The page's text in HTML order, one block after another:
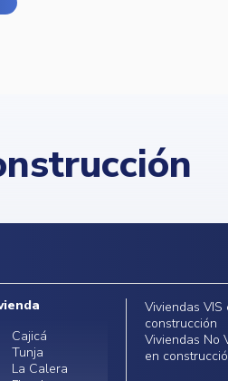
Cajicá
Tunja
La Calera
Viviendas VIS
construcción
Viviendas No
en